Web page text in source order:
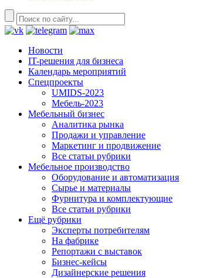
Новости
IT-решения для бизнеса
Календарь мероприятий
Спецпроекты
UMIDS-2023
Мебель-2023
Мебельный бизнес
Аналитика рынка
Продажи и управление
Маркетинг и продвижение
Все статьи рубрики
Мебельное производство
Оборудование и автоматизация
Сырье и материалы
Фурнитура и комплектующие
Все статьи рубрики
Ещё рубрики
Эксперты потребителям
На фабрике
Репортажи с выставок
Бизнес-кейсы
Дизайнерские решения